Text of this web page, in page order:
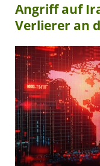
Angriff auf
Verlierer an